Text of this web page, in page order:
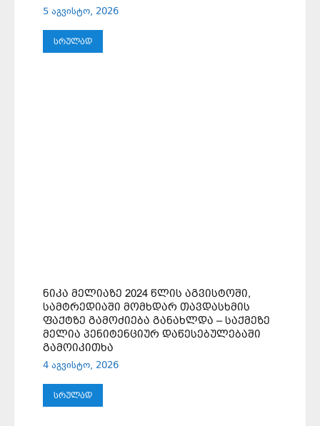
5 აგვისტო, 2026
ᲡᲠᲣᲚᲐᲓ
ᲜᲘᲙᲐ ᲛᲔᲚᲘᲐᲖᲔ 2024 ᲬᲚᲘᲡ ᲐᲒᲕᲘᲡᲢᲝᲨᲘ,
ᲡᲐᲛᲢᲠᲔᲓᲘᲐᲨᲘ ᲛᲝᲛᲮᲓᲐᲠ ᲗᲐᲕᲓᲐᲡᲮᲛᲘᲡ
ᲤᲐᲥᲢᲖᲔ ᲒᲐᲛᲝᲫᲘᲔᲑᲐ ᲒᲐᲜᲐᲮᲚᲓᲐ – ᲡᲐᲥᲛᲔᲖᲔ
ᲛᲔᲚᲘᲐ ᲞᲔᲜᲘᲢᲔᲜᲪᲘᲣᲠ ᲓᲐᲬᲔᲡᲔᲑᲣᲚᲔᲑᲐᲨᲘ
ᲒᲐᲛᲝᲘᲙᲘᲗᲮᲐ
4 აგვისტო, 2026
ᲡᲠᲣᲚᲐᲓ